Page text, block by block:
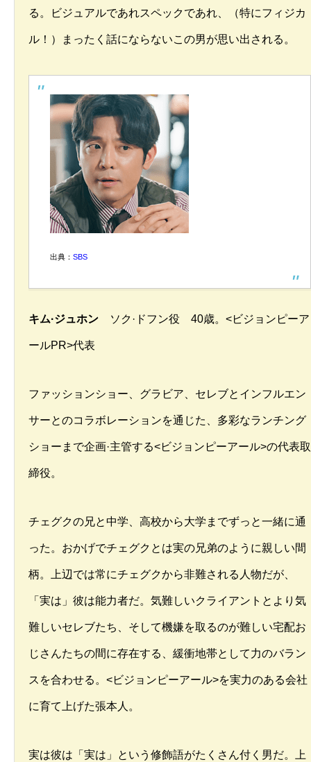
る。ビジュアルであれスペックであれ、（特にフィジカ
ル！）まったく話にならないこの男が思い出される。
出典： SBS
キム·ジュホン ソク·ドフン役 40歳。<ビジョンピーア
ールPR>代表
ファッションショー、グラビア、セレブとインフルエン
サーとのコラボレーションを通じた、多彩なランチング
ショーまで企画·主管する<ビジョンピーアール>の代表取
締役。
チェグクの兄と中学、高校から大学までずっと一緒に通
った。おかげでチェグクとは実の兄弟のように親しい間
柄。上辺では常にチェグクから非難される人物だが、
「実は」彼は能力者だ。気難しいクライアントとより気
難しいセレブたち、そして機嫌を取るのが難しい宅配お
じさんたちの間に存在する、緩衝地帯として力のバラン
スを合わせる。<ビジョンピーアール>を実力のある会社
に育て上げた張本人。
実は彼は「実は」という修飾語がたくさん付く男だ。上